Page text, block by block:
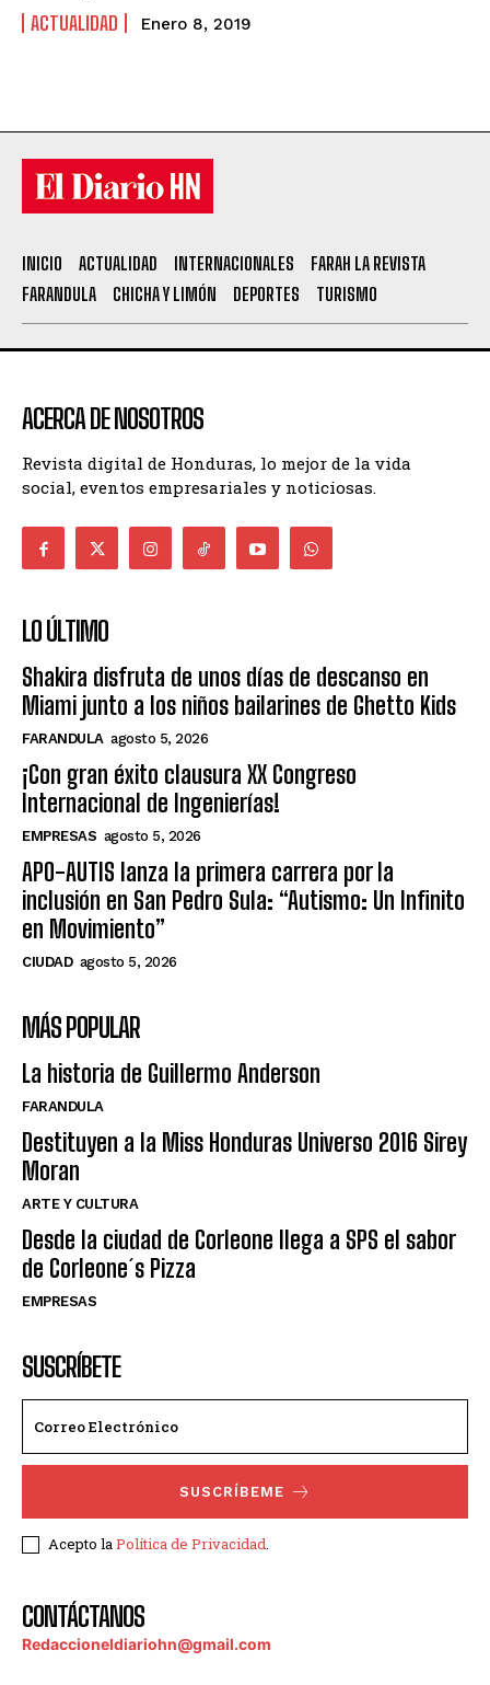
ACTUALIDAD Enero 8, 2019
INICIO ACTUALIDAD INTERNACIONALES
FARAH LA REVISTA
FARANDULA
CHICHA Y LIMÓN DEPORTES TURISMO
ACERCA DE NOSOTROS
Revista digital de Honduras, lo mejor de la vida
social, eventos empresariales y noticiosas.
LO ÚLTIMO
Shakira disfruta de unos días de descanso en
Miami junto a los niños bailarines de Ghetto Kids
FARANDULA agosto 5, 2026
¡Con gran éxito clausura XX Congreso
Internacional de Ingenierías!
EMPRESAS agosto 5, 2026
APO-AUTIS lanza la primera carrera por la
inclusión en San Pedro Sula: “Autismo: Un Infinito
en Movimiento”
CIUDAD agosto 5, 2026
MÁS POPULAR
La historia de Guillermo Anderson
FARANDULA
Destituyen a la Miss Honduras Universo 2016 Sirey
Moran
ARTE Y CULTURA
Desde la ciudad de Corleone llega a SPS el sabor
de Corleone´s Pizza
EMPRESAS
SUSCRÍBETE
SUSCRÍBEME
Acepto laPolítica de Privacidad.
CONTÁCTANOS
Redaccioneldiariohn@gmail.com